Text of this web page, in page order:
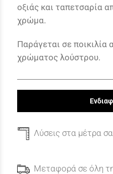
οξιάς και ταπετσαρία
χρώμα.
Παράγεται σε
χρώματος λούστρου.
Λύσεις στα μέτρα
Μεταφορά σε όλη